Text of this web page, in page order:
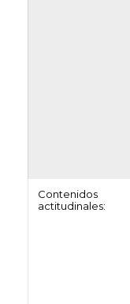
Contenidos
actitudinales: